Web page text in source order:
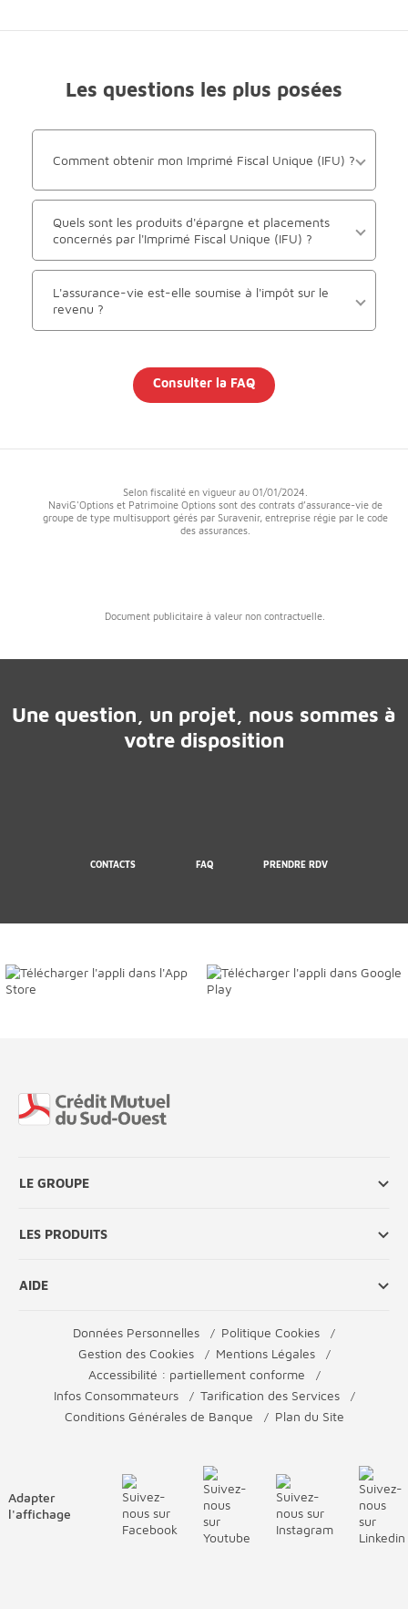
Les questions les plus posées
Comment obtenir mon Imprimé Fiscal Unique (IFU) ?
Quels sont les produits d'épargne et placements
concernés par l'Imprimé Fiscal Unique (IFU) ?
L'assurance-vie est-elle soumise à l'impôt sur le
revenu ?
Consulter la FAQ
Selon fiscalité en vigueur au 01/01/2024.
NaviG'Options et Patrimoine Options sont des contrats d’assurance-vie de
groupe de type multisupport gérés par Suravenir, entreprise régie par le code
des assurances.
Document publicitaire à valeur non contractuelle.
Une question, un projet, nous sommes à
votre disposition
CONTACTS FAQ PRENDRE RDV
LE GROUPE
LES PRODUITS
AIDE
Données Personnelles
Politique Cookies
Gestion des Cookies
Mentions Légales
Accessibilité : partiellement conforme
Infos Consommateurs
Tarification des Services
Conditions Générales de Banque
Plan du Site
Adapter
l'affichage
Fin de page